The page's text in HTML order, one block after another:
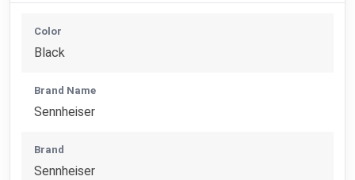
Color
Black
Brand Name
Sennheiser
Brand
Sennheiser